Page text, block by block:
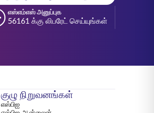
எஸ்எம்எஸ் அனுப்புக
56161 க்கு லிபரேட் செய்யுங்கள்
குழு நிறுவனங்கள்
எஸ்பிஐ